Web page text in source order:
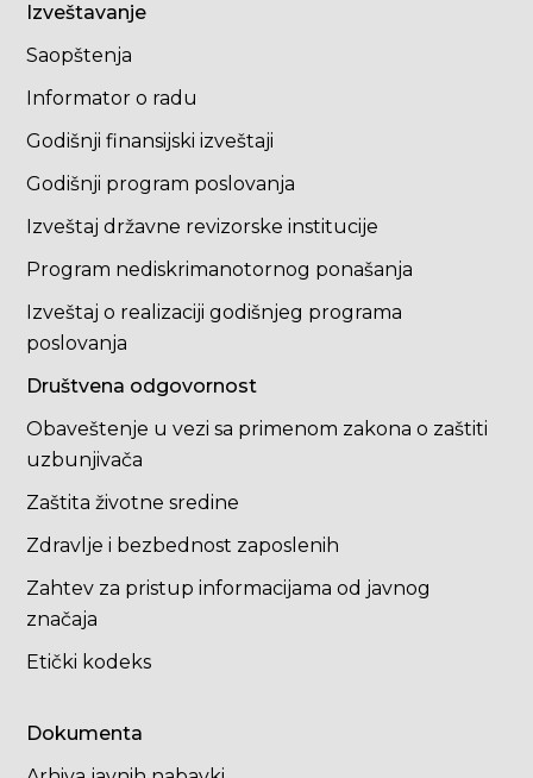
Izveštavanje
Saopštenja
Informator o radu
Godišnji finansijski izveštaji
Godišnji program poslovanja
Izveštaj državne revizorske institucije
Program nediskrimanotornog ponašanja
Izveštaj o realizaciji godišnjeg programa
poslovanja
Društvena odgovornost
Obaveštenje u vezi sa primenom zakona o zaštiti
uzbunjivača
Zaštita životne sredine
Zdravlje i bezbednost zaposlenih
Zahtev za pristup informacijama od javnog
značaja
Etički kodeks
Dokumenta